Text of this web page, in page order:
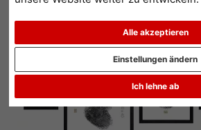
Alle akzeptieren
Ich lehne ab
Einstellungen ändern
Zurück